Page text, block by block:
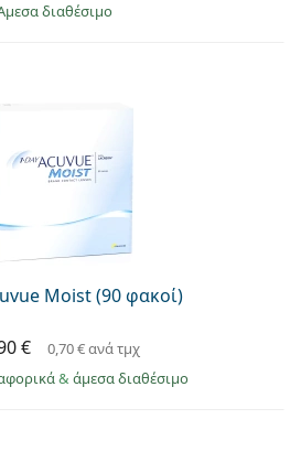
άμεσα διαθέσιμο
Moist (90 φακοί)
€ 0,70 €ανά τμχ
& άμεσα διαθέσιμο